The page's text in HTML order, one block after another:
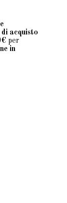
acquisto
per
in